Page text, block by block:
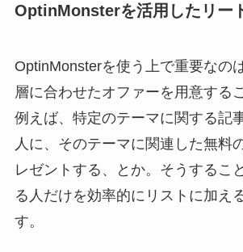
OptinMonsterを活用したリー
OptinMonsterを使う上で重要なの
層に合わせたオファーを用意する
例えば、特定のテーマに関する記
人に、そのテーマに関連した無料
レゼントする、とか。そうするこ
る人だけを効率的にリストに加え
す。